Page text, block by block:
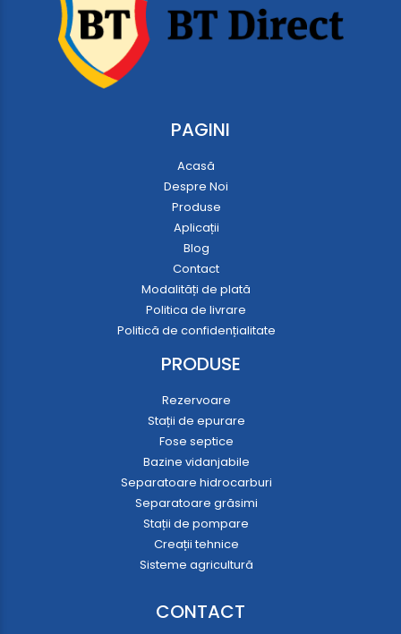
PAGINI
Acasă
Despre Noi
Produse
Aplicații
Blog
Contact
Modalități de plată
Politica de livrare
Politică de confidențialitate
PRODUSE
Rezervoare
Stații de epurare
Fose septice
Bazine vidanjabile
Separatoare hidrocarburi
Separatoare grăsimi
Stații de pompare
Creații tehnice
Sisteme agricultură
CONTACT